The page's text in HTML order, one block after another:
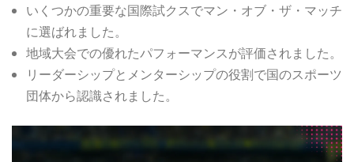
いくつかの重要な国際試クスでマン・オブ・ザ・マッチ
に選ばれました。
地域大会での優れたパフォーマンスが評価されました。
リーダーシップとメンターシップの役割で国のスポーツ
団体から認識されました。